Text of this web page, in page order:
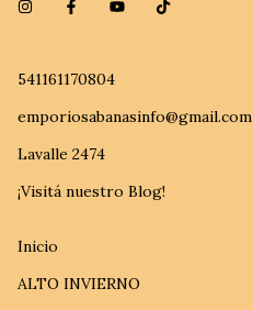
541161170804
emporiosabanasinfo@gmail.com
Lavalle 2474
¡Visitá nuestro Blog!
Inicio
ALTO INVIERNO